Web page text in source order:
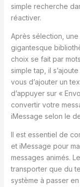
simple recherche
réactiver.
Après sélection,
gigantesque
choix se fait par
simple tap, il
vous d’ajouter un
d’appuyer sur «
convertir votre
iMessage selon le
Il est essentiel de
et iMessage pour
messages animés.
transporter que du
système à passer